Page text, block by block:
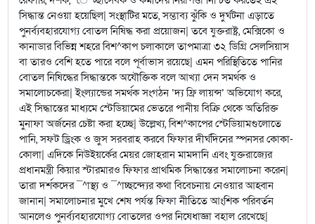
সিদ্ধান্ত নেওয়া হয়েছিল| সংস্থাটির মতে, সম্ভাব্য ঝুঁকি ও দুর্ঘটনা এড়াতে
পুনর্ব্যবহারযোগ্য বোতল নিষিদ্ধ করা প্রয়োজন| তবে যুক্তরাষ্ট্র, মেক্সিকো ও
কানাডার বিভিন্ন শহরে বিশ^কাপ চলাকালে তাপমাত্রা ৩২ ডিগ্রি সেলসিয়াস
বা তারও বেশি হতে পারে বলে পূর্বাভাস রয়েছে| এমন পরিস্থিতিতে পানির
বোতল নিষিদ্ধের সিদ্ধান্তকে অযৌক্তিক বলে আখ্যা দেন সমর্থক ও
সমালোচকেরা| ইংল্যান্ডের সমর্থক সংগঠন ‘দ্য ফ্রি লায়ন্স’ অভিযোগ করে,
এই সিদ্ধান্তের মাধ্যমে স্টেডিয়ামের ভেতরে পানীয় বিক্রি থেকে অতিরিক্ত
মুনাফা অর্জনের চেষ্টা করা হচ্ছে| উল্লেখ্য, বিশ^কাপের স্টেডিয়ামগুলোতে
পানি, সফট ড্রিংক ও জুস সরবরাহ করবে ফিফার দীর্ঘদিনের স্পনসর কোকা-
কোলা| এদিকে নিউইয়র্কের মেয়র জোহরান মামদানি এবং যুক্তরাজ্যের
প্রধানমন্ত্রী কিয়ার স্টারমারও ফিফার প্রাথমিক সিদ্ধান্তের সমালোচনা করেন|
তারা দর্শকদের ¯^াস্থ্য ও ¯^াচ্ছন্দ্যের কথা বিবেচনায় নেওয়ার আহ্বান
জানান| সমালোচনার মুখে শেষ পর্যন্ত ফিফা নীতিতে আংশিক পরিবর্তন
আনলেও পুনর্ব্যবহারযোগ্য বোতলের ওপর নিষেধাজ্ঞা বহাল রেখেছে|